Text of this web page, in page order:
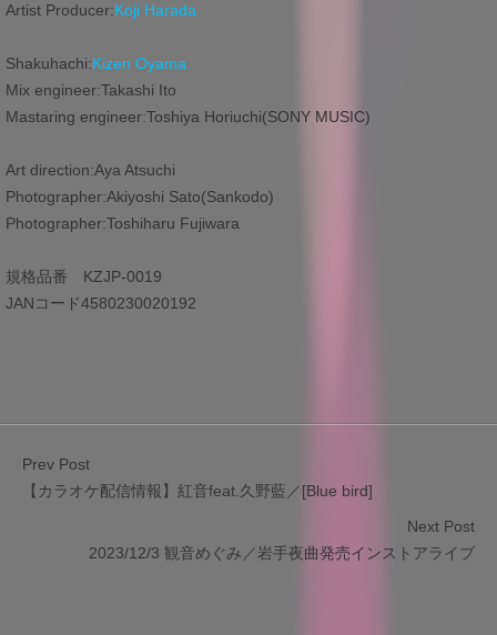
Artist Producer:Koji Harada
Shakuhachi:Kizen Oyama
Mix engineer:Takashi Ito
Mastaring engineer:Toshiya Horiuchi(SONY MUSIC)
Art direction:Aya Atsuchi
Photographer:Akiyoshi Sato(Sankodo)
Photographer:Toshiharu Fujiwara
規格品番 KZJP-0019
JANコード4580230020192
Prev Post
【カラオケ配信情報】紅音feat.久野藍／[Blue bird]
Next Post
2023/12/3 観音めぐみ／岩手夜曲発売インストアライブ